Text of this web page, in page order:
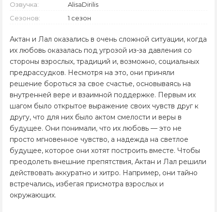
Озвучка:
AlisaDirilis
Сезонов:
1 сезон
Актан и Лал оказались в очень сложной ситуации, когда
их любовь оказалась под угрозой из-за давления со
стороны взрослых, традиций и, возможно, социальных
предрассудков. Несмотря на это, они приняли
решение бороться за свое счастье, основываясь на
внутренней вере и взаимной поддержке. Первым их
шагом было открытое выражение своих чувств друг к
другу, что для них было актом смелости и веры в
будущее. Они понимали, что их любовь — это не
просто мгновенное чувство, а надежда на светлое
будущее, которое они хотят построить вместе. Чтобы
преодолеть внешние препятствия, Актан и Лал решили
действовать аккуратно и хитро. Например, они тайно
встречались, избегая присмотра взрослых и
окружающих.